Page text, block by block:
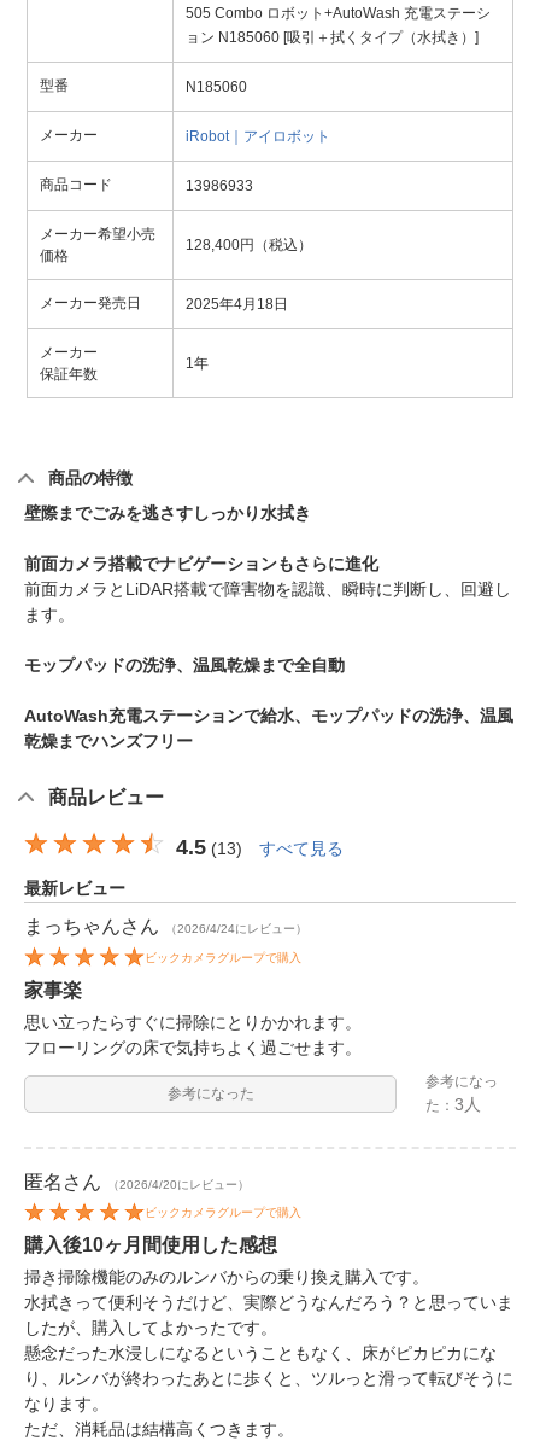
505 Combo ロボット+AutoWash 充電ステーシ
ョン N185060 [吸引＋拭くタイプ（水拭き）]
型番 N185060
メーカー iRobot｜アイロボット
商品コード 13986933
メーカー希望小売
価格
128,400円（税込）
メーカー発売日 2025年4月18日
メーカー
保証年数
1年
商品の特徴
壁際までごみを逃さすしっかり水拭き
前面カメラ搭載でナビゲーションもさらに進化
前面カメラとLiDAR搭載で障害物を認識、瞬時に判断し、回避し
ます。
モップパッドの洗浄、温風乾燥まで全自動
AutoWash充電ステーションで給水、モップパッドの洗浄、温風
乾燥までハンズフリー
商品レビュー
4.5 (13) すべて見る
最新レビュー
まっちゃんさん （2026/4/24にレビュー）
ビックカメラグループで購入
家事楽
思い立ったらすぐに掃除にとりかかれます。
フローリングの床で気持ちよく過ごせます。
参考になった
参考になっ
た：3人
匿名 さん （2026/4/20にレビュー）
ビックカメラグループで購入
購入後10ヶ月間使用した感想
掃き掃除機能のみのルンバからの乗り換え購入です。
水拭きって便利そうだけど、実際どうなんだろう？と思っていま
したが、購入してよかったです。
懸念だった水浸しになるということもなく、床がピカピカにな
り、ルンバが終わったあとに歩くと、ツルっと滑って転びそうに
なります。
ただ、消耗品は結構高くつきます。